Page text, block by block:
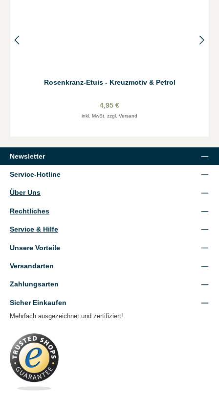
Rosenkranz-Etuis - Kreuzmotiv & Petrol
4,95 €
inkl. MwSt. zzgl. Versand
Newsletter
Service-Hotline
Über Uns
Rechtliches
Service & Hilfe
Unsere Vorteile
Versandarten
Zahlungsarten
Sicher Einkaufen
Mehrfach ausgezeichnet und zertifiziert!